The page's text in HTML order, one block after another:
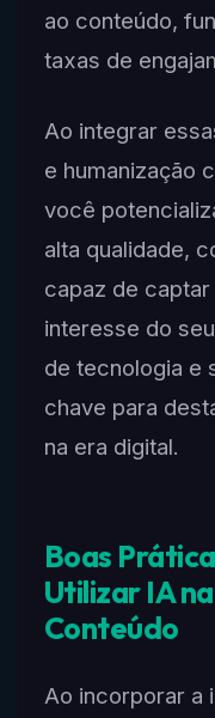
ao conteúdo,
taxas de
Ao integrar
e humanização
você
alta qualidade,
capaz de
interesse do
de tecnologia e
chave para
na era digital.
Boas
Utilizar IA
Conteúdo
Ao incorporar a